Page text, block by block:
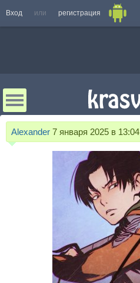
Вход или регистрация
Alexander 7 января 2025 в 13:04